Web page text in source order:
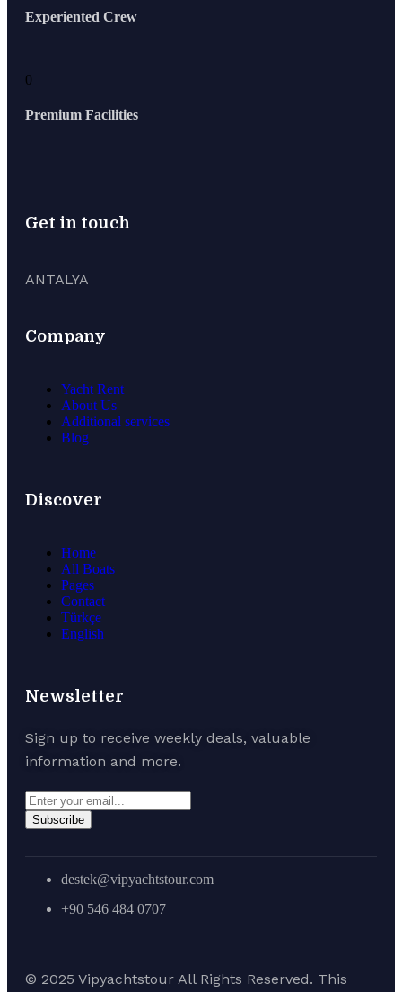
Experiented Crew
0
Premium Facilities
Get in touch
ANTALYA
Company
Yacht Rent
About Us
Additional services
Blog
Discover
Home
All Boats
Pages
Contact
Türkçe
English
Newsletter
Sign up to receive weekly deals, valuable
information and more.
Subscribe
destek@vipyachtstour.com
+90 546 484 0707
© 2025 Vipyachtstour All Rights Reserved. This